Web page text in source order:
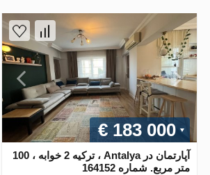
€ 183 000
آپارتمان در Antalya ، ترکیه 2 خوابه ، 100
متر مربع. شماره 164152